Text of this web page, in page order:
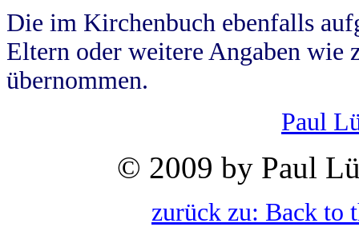
Die im Kirchenbuch ebenfalls
Eltern oder weitere Angaben wie
übernommen.
Paul
© 2009 by Paul
zurück zu: Back to